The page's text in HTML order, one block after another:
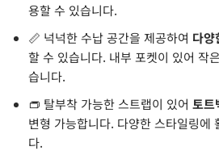
용할 수 있습니다.
📏 넉넉한 수납 공간을 제공하여 다양
할 수 있습니다. 내부 포켓이 있어 작
습니다.
👝 탈부착 가능한 스트랩이 있어 토트
변형 가능합니다. 다양한 스타일링에
다.